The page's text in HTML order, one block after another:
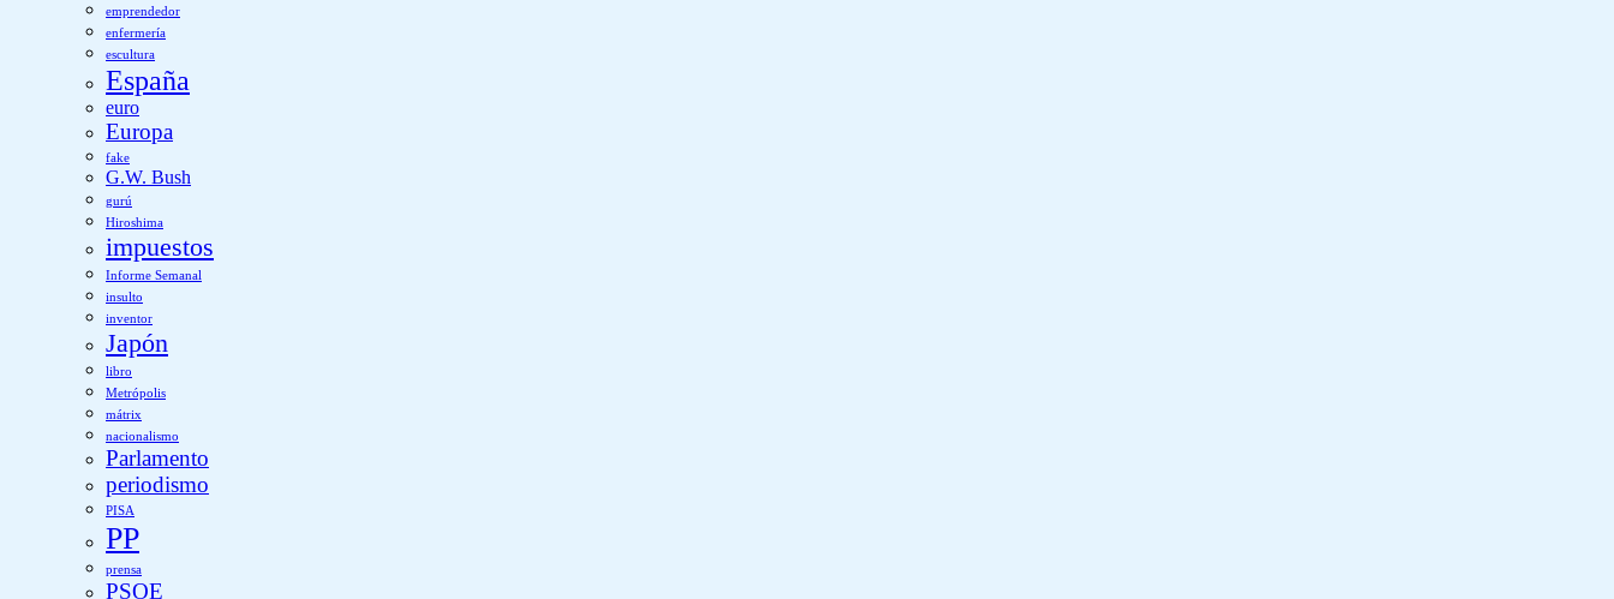
emprendedor
enfermería
escultura
España
euro
Europa
fake
G.W. Bush
gurú
Hiroshima
impuestos
Informe Semanal
insulto
inventor
Japón
libro
Metrópolis
mátrix
nacionalismo
Parlamento
periodismo
PISA
PP
prensa
PSOE